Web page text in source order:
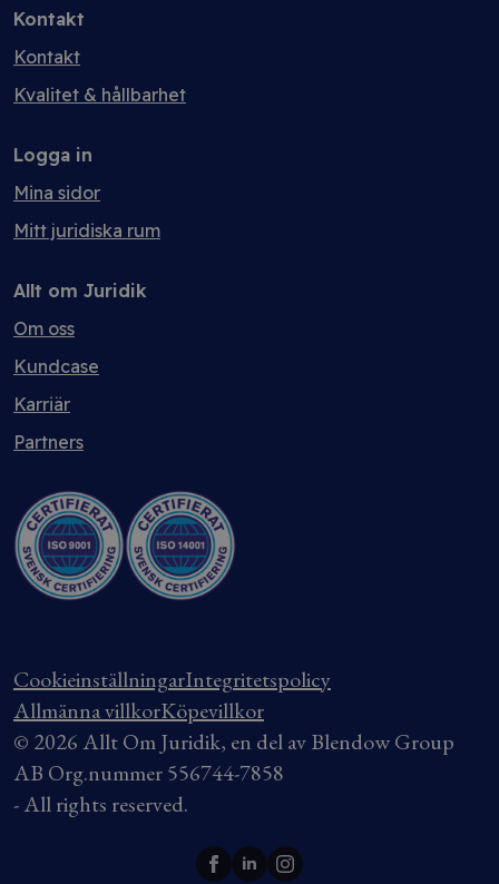
Kontakt
Kontakt
Kvalitet & hållbarhet
Logga in
Mina sidor
Mitt juridiska rum
Allt om Juridik
Om oss
Kundcase
Karriär
Partners
CookieinställningarIntegritetspolicy
Allmänna villkorKöpevillkor
© 2026 Allt Om Juridik, en del av Blendow Group
AB Org.nummer 556744-7858
- All rights reserved.